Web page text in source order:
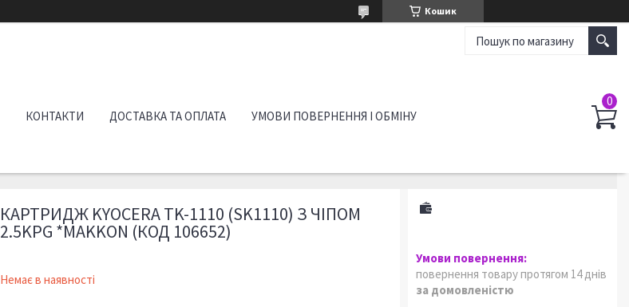
Кошик
КОНТАКТИ ДОСТАВКА ТА ОПЛАТА УМОВИ ПОВЕРНЕННЯ І ОБМІНУ
КАРТРИДЖ KYOCERA TK-1110 (SK1110) З ЧІПОМ
2.5KPG *MAKKON (КОД 106652)
Немає в наявності
повернення товару протягом 14 днів
за домовленістю